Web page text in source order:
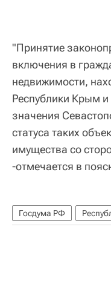
"Принятие
включения в
недвижимости,
Республики Крым
значения
статуса таких
имущества со
-отмечается в
Госдума РФ